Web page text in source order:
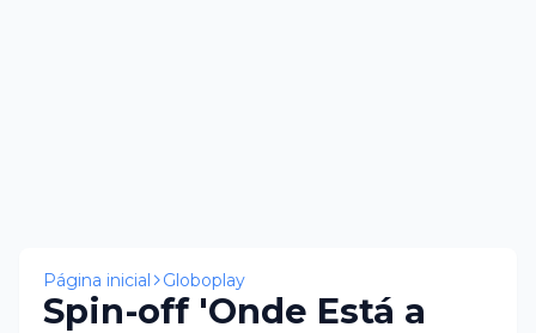
Página inicial Globoplay
Spin-off 'Onde Está a